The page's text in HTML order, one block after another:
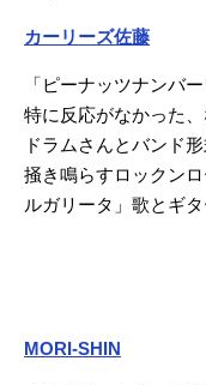
カーリーズ佐藤
「ピーナッツナンバ
特に反応がなかった
ドラムさんとバンド
掻き鳴らすロックン
ルガリータ」歌とギ
MORI-SHIN